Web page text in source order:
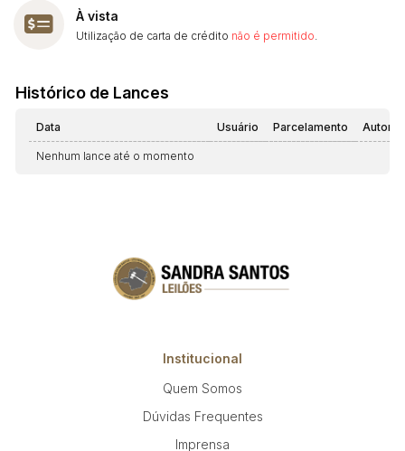
À vista
Utilização de carta de crédito não é permitido
Histórico de Lances
Data Usuário Parcelamento
Nenhum lance até o momento
Institucional
Quem Somos
Dúvidas Frequentes
Imprensa